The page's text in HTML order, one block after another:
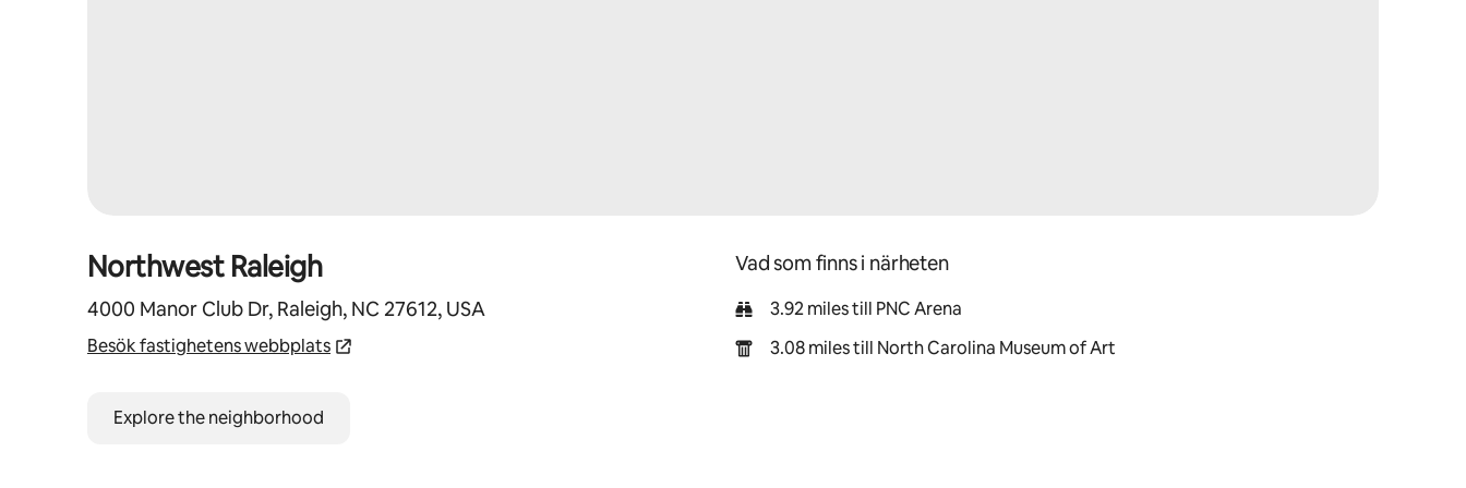
Northwest Raleigh
4000 Manor Club Dr, Raleigh, NC 27612, USA
Besök fastighetens webbplats
Explore the neighborhood
Vad som finns i närheten
3.92 miles till PNC Arena
3.08 miles till North Carolina Museum of Art